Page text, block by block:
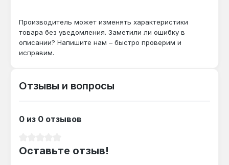
Производитель может изменять характеристики
товара без уведомления. Заметили ли ошибку в
описании? Напишите нам – быстро проверим и
исправим.
Отзывы и вопросы
0 из 0 отзывов
Оставьте отзыв!